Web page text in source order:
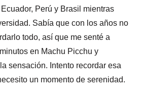
Perú y Brasil mientras
Sabía que con los años no
todo, así que me senté a
en Machu Picchu y
sensación. Intento recordar esa
un momento de serenidad.